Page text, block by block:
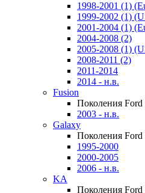
1998-2001 (1)
1999-2002 (1)
2001-2004 (1)
2004-2008 (2)
2005-2008 (1)
2008-2011 (2)
2011-2014
2014 - н.в.
Fusion
Поколения Ford
2003 - н.в.
Galaxy
Поколения Ford
1995-2000
2000-2005
2006 - н.в.
KA
Поколения